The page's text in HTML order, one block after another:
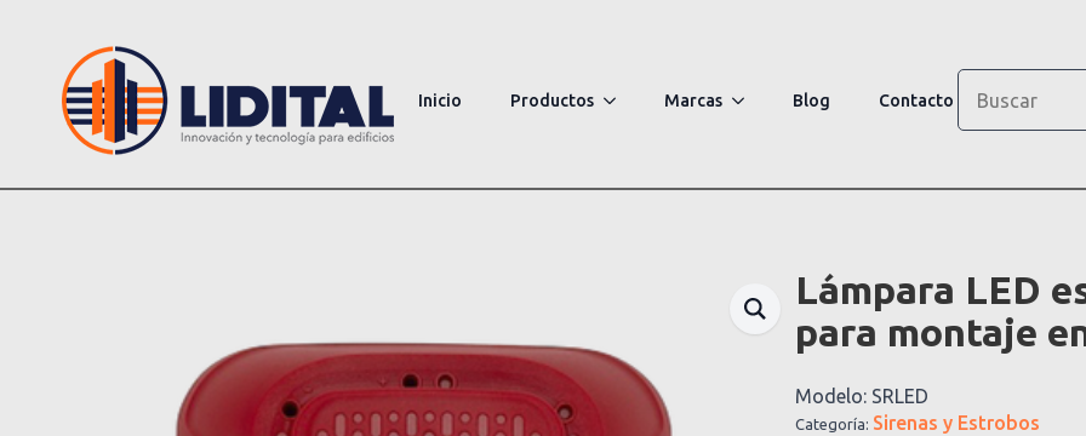
Inicio Productos Marcas Blog Contacto
Lámpara LED
para montaje
Modelo: SRLED
Categoría: Sirenas y Estrobos